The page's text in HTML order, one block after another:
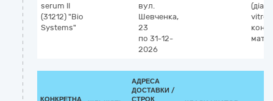
serum IІ
(31212) "Віо
Systems"
вул.
Шевченка,
23
по 31-12-
2026
vitro),
АДРЕСА
ДОСТАВКИ /